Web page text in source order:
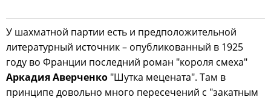
У шахматной партии есть и предположительной
литературный источник – опубликованный в 1925
году во Франции последний роман "короля смеха"
Аркадия Аверченко "Шутка мецената". Там в
принципе довольно много пересечений с "закатным